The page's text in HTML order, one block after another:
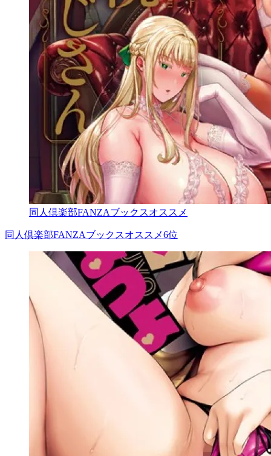
同人倶楽部FANZAブックスオススメ
同人倶楽部FANZAブックスオススメ6位